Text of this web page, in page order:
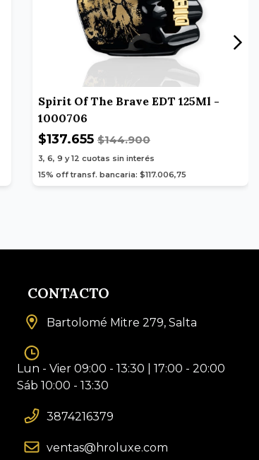
Spirit Of The Brave EDT 125Ml -
1000706
$137.655 $144.900
3, 6, 9 y 12 cuotas sin interés
15% off transf. bancaria: $117.006,75
CONTACTO
Bartolomé Mitre 279, Salta
Lun - Vier 09:00 - 13:30 | 17:00 - 20:00
Sáb 10:00 - 13:30
3874216379
ventas@hroluxe.com